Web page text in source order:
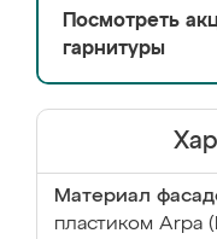
Посмотреть
гарнитуры
Материал
пластиком Arpa